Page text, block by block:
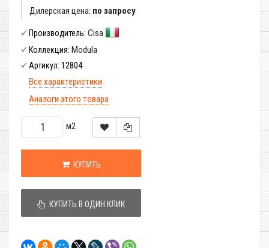
Дилерская цена: по запросу
Производитель: Cisa
Коллекция: Modula
Артикул: 12804
Все характеристики
Аналоги этого товара
м2
КУПИТЬ
КУПИТЬ В ОДИН КЛИК